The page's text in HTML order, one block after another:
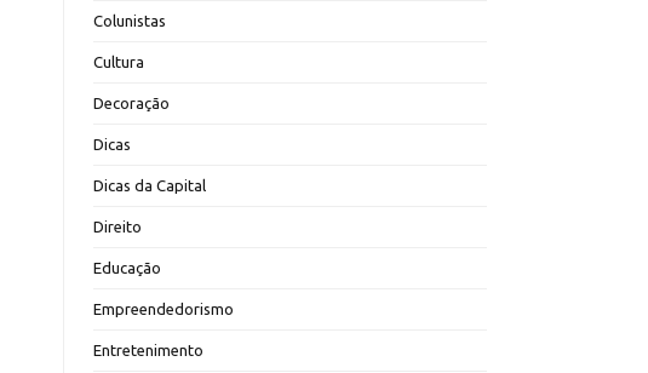
Colunistas
Cultura
Decoração
Dicas
Dicas da Capital
Direito
Educação
Empreendedorismo
Entretenimento